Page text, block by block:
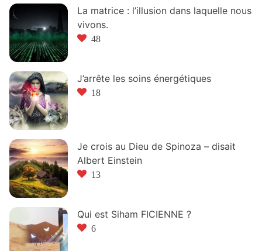
La matrice : l’illusion dans laquelle nous
vivons.
48
J’arrête les soins énergétiques
18
Je crois au Dieu de Spinoza – disait
Albert Einstein
13
Qui est Siham FICIENNE ?
6